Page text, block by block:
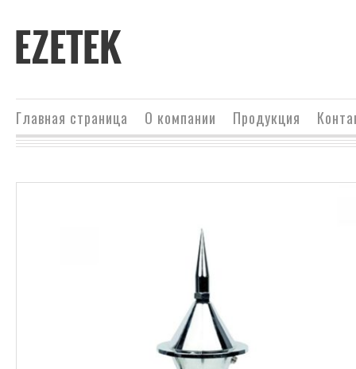
EZETEK
Главная страница О компании Продукция